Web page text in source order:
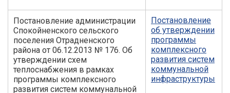
Постановление администрации
Спокойненского сельского
поселения Отрадненского
района от 06.12.2013 № 176. Об
утверждении схем
теплоснабжения в рамках
программы комплексного
развития систем коммунальной
Постановление
об утверждении
программы
комплексного
развития систем
коммунальной
инфраструктуры